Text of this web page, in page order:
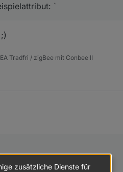
`
Tradfri / zigBee mit Conbee II
zusätzliche Dienste für